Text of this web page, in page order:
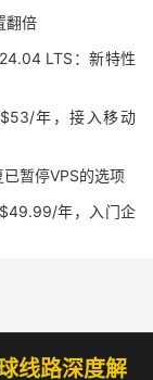
翻倍
LTS：新特性
年，接入移动
暂停VPS的选项
年，入门企
线路深度解